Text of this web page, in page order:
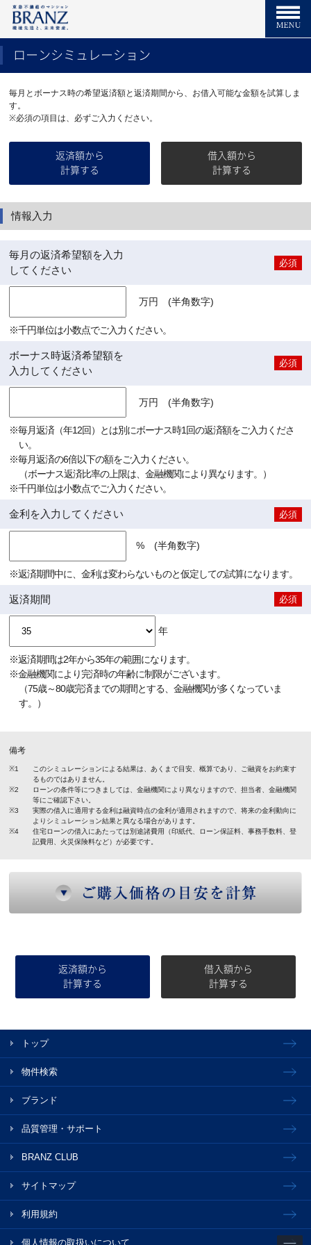
ローンシミュレーション
毎月とボーナス時の希望返済額と返済期間から、お借入可能な金額を試算しま
す。
※必須の項目は、必ずご入力ください。
返済額から
計算する
借入額から
計算する
情報入力
毎月の返済希望額を入力
してください
必須
万円 (半角数字)
※千円単位は小数点でご入力ください。
ボーナス時返済希望額を
入力してください
必須
万円 (半角数字)
※毎月返済（年12回）とは別にボーナス時1回の返済額をご入力くださ
い。
※毎月返済の6倍以下の額をご入力ください。
（ボーナス返済比率の上限は、金融機関により異なります。）
※千円単位は小数点でご入力ください。
金利を入力してください 必須
% (半角数字)
※返済期間中に、金利は変わらないものと仮定しての試算になります。
返済期間 必須
年
※返済期間は2年から35年の範囲になります。
※金融機関により完済時の年齢に制限がございます。
（75歳～80歳完済までの期間とする、金融機関が多くなっていま
す。）
備考
※1
このシミュレーションによる結果は、あくまで目安、概算であり、ご融資をお約束す
るものではありません。
※2
ローンの条件等につきましては、金融機関により異なりますので、担当者、金融機関
等にご確認下さい。
※3
実際の借入に適用する金利は融資時点の金利が適用されますので、将来の金利動向に
よりシミュレーション結果と異なる場合があります。
※4
住宅ローンの借入にあたっては別途諸費用（印紙代、ローン保証料、事務手数料、登
記費用、火災保険料など）が必要です。
返済額から
計算する
借入額から
計算する
トップ
物件検索
ブランド
品質管理・サポート
BRANZ CLUB
サイトマップ
利用規約
個人情報の取扱いについて